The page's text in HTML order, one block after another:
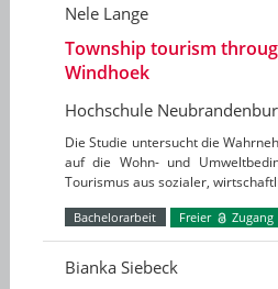
Nele Lange
Township tourism
Windhoek
Hochschule
Die Studie untersucht die
auf die Wohn- und
Tourismus aus sozialer,
Bachelorarbeit Freier Zugang
Bianka Siebeck